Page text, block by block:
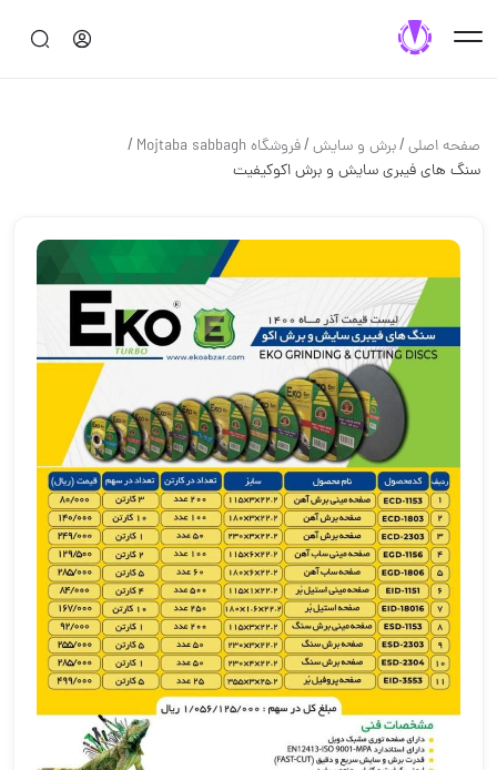
صفحه اصلی/برش و سايش/فروشگاه Mojtaba sabbagh /
سنگ های فیبری سایش و برش اکوکیفیت